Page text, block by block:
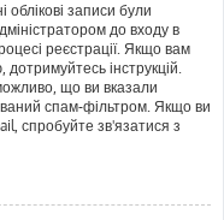
записи були
до входу в
реєстрації. Якщо вам
інструкцій.
що ви вказали
спам-фільтром. Якщо ви
спробуйте зв'язатися з